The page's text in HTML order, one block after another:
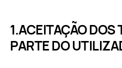
ACEITAÇÃO DOS
PARTE DO